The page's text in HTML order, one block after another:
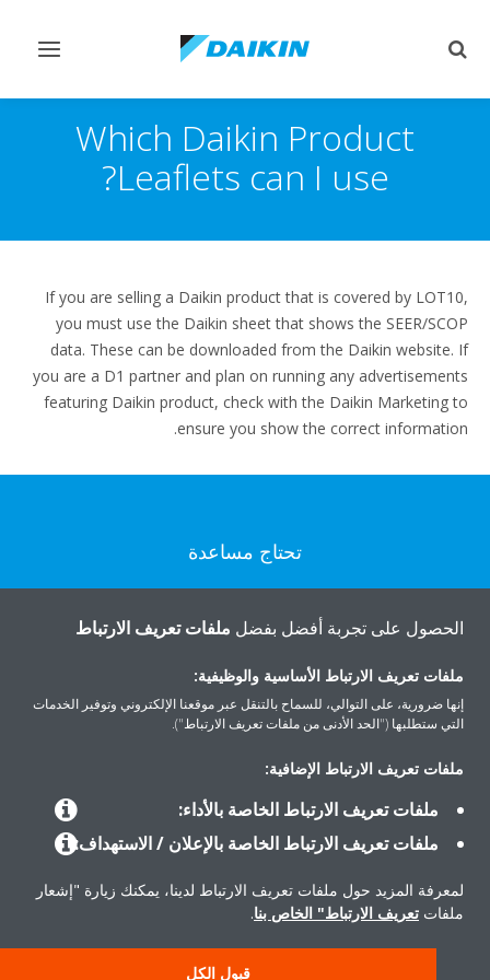
Toggle
Toggle
Which Daikin Product
Leaflets can I use?
If you are selling a Daikin product that is covered by LOT10,
you must use the Daikin sheet that shows the SEER/SCOP
data. These can be downloaded from the Daikin website. If
you are a D1 partner and plan on running any advertisements
featuring Daikin product, check with the Daikin Marketing to
ensure you show the correct information.
تحتاج مساعدة
اتصل بنا
حلول
حول دايكن
الحصول على تجربة أفضل بفضل ملفات تعريف الارتباط
ملفات تعريف الارتباط الأساسية والوظيفية:
إنها ضرورية، على التوالي، للسماح بالتنقل عبر موقعنا الإلكتروني وتوفير الخدمات
التي ستطلبها ("الحد الأدنى من ملفات تعريف الارتباط").
ملفات تعريف الارتباط الإضافية:
ملفات تعريف الارتباط الخاصة بالأداء:
ملفات تعريف الارتباط الخاصة بالإعلان / الاستهداف:
لمعرفة المزيد حول ملفات تعريف الارتباط لدينا، يمكنك زيارة "إشعار
ملفات تعريف الارتباط" الخاص بنا.
قبول الكل